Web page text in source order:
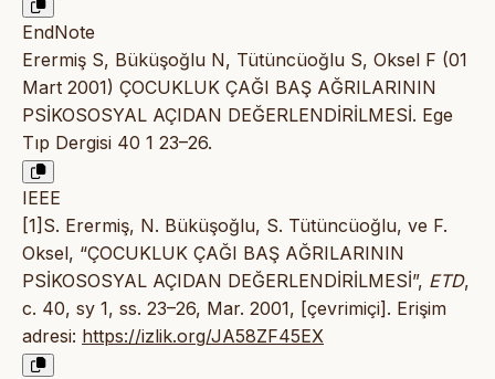
EndNote
Erermiş S, Büküşoğlu N, Tütüncüoğlu S, Oksel F (01
Mart 2001) ÇOCUKLUK ÇAĞI BAŞ AĞRILARININ
PSİKOSOSYAL AÇIDAN DEĞERLENDİRİLMESİ. Ege
Tıp Dergisi 40 1 23–26.
IEEE
[1]S. Erermiş, N. Büküşoğlu, S. Tütüncüoğlu, ve F.
Oksel, “ÇOCUKLUK ÇAĞI BAŞ AĞRILARININ
PSİKOSOSYAL AÇIDAN DEĞERLENDİRİLMESİ”, ETD,
c. 40, sy 1, ss. 23–26, Mar. 2001, [çevrimiçi]. Erişim
adresi: https://izlik.org/JA58ZF45EX